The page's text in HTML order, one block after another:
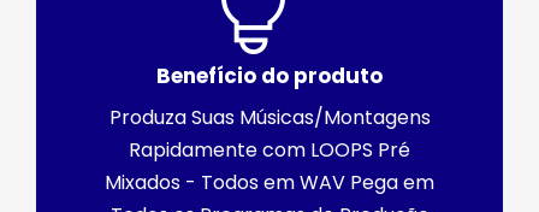
Benefício do produto
Produza Suas Músicas/Montagens
Rapidamente com LOOPS Pré
Mixados - Todos em WAV Pega em